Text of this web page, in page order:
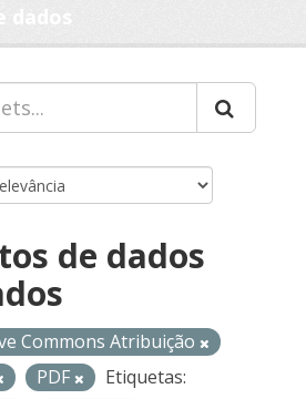
de dados
Commons Atribuição
PDF
Etiquetas: